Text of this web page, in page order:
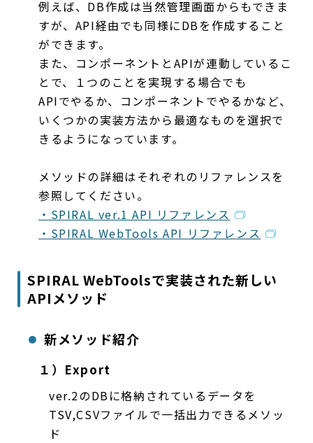
例えば、DB作成は当然管理画面からもできま
すが、API経由でも同様にDBを作成すること
ができます。
また、コンポーネントとAPIが連動しているこ
とで、１つのことを実現する場合でも
APIでやるか、コンポーネントでやるかなど、
いくつかの実装方法から最適なものを選択で
きるようになっています。
メソッドの詳細はそれぞれのリファレンスを
参照してください。
・SPIRAL ver.1 API リファレンス
・SPIRAL WebTools API リファレンス
SPIRAL WebToolsで実装された新しい
APIメソッド
新メソッド紹介
１）Export
ver.2のDBに格納されているデータを
TSV,CSVファイルで一括出力できるメソッ
ド